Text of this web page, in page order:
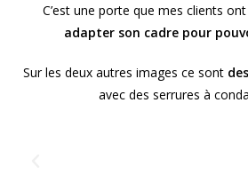
C’est une porte que mes clients
adapter son cadre pour
Sur les deux autres images ce sont
avec des serrures à